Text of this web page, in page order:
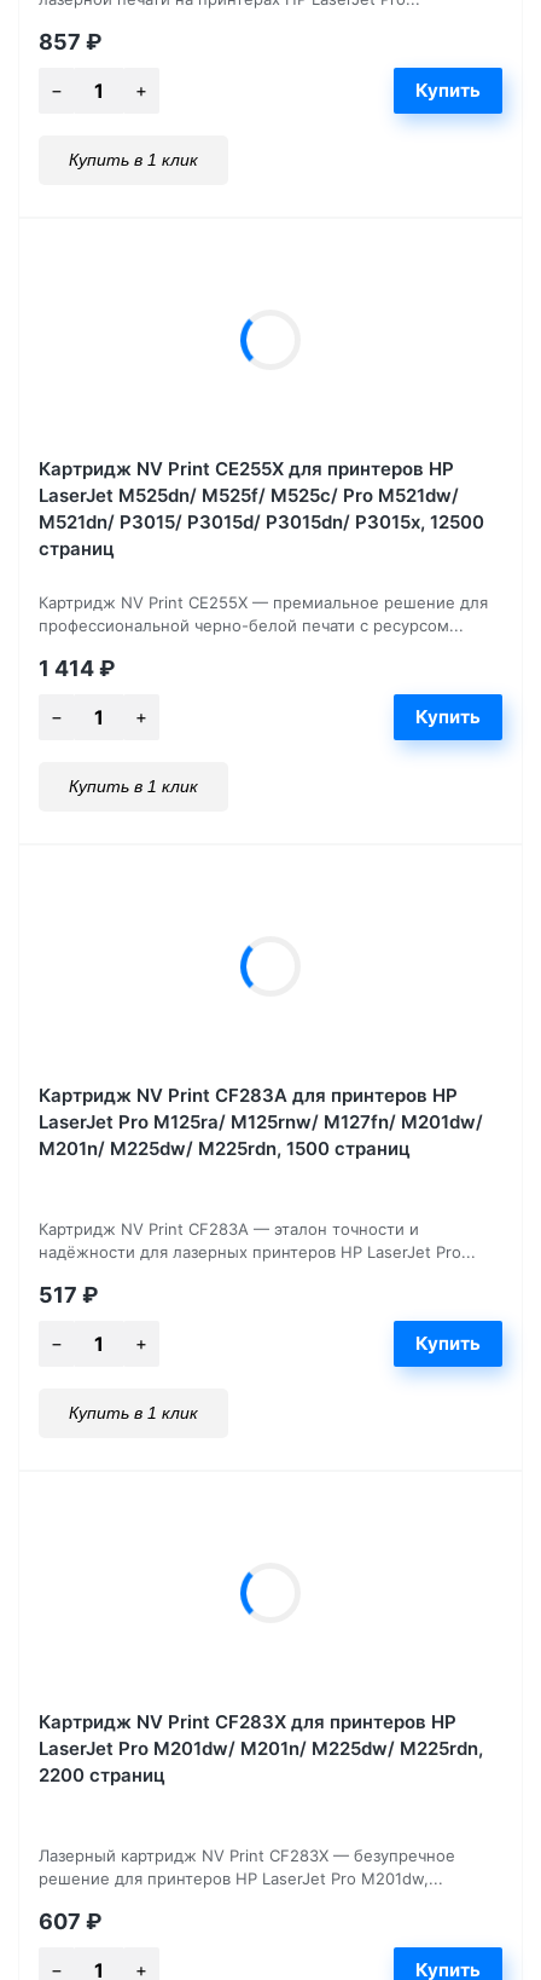
857 ₽
Купить в 1 клик
Картридж NV Print CE255X для принтеров HP
LaserJet M525dn/ M525f/ M525c/ Pro M521dw/
M521dn/ P3015/ P3015d/ P3015dn/ P3015x, 12500
страниц
Картридж NV Print CE255X — премиальное решение для
профессиональной черно-белой печати с ресурсом...
1 414₽
Купить в 1 клик
Картридж NV Print CF283A для принтеров HP
LaserJet Pro M125ra/ M125rnw/ M127fn/ M201dw/
M201n/ M225dw/ M225rdn, 1500 страниц
Картридж NV Print CF283A — эталон точности и
надёжности для лазерных принтеров HP LaserJet Pro...
517 ₽
Купить в 1 клик
Картридж NV Print CF283X для принтеров HP
LaserJet Pro M201dw/ M201n/ M225dw/ M225rdn,
2200 страниц
Лазерный картридж NV Print CF283X — безупречное
решение для принтеров HP LaserJet Pro M201dw,...
607 ₽